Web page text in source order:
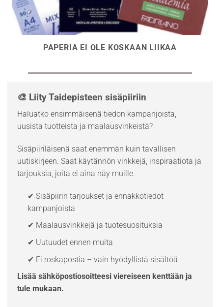
PAPERIA EI OLE KOSKAAN LIIKAA
🎨 Liity Taidepisteen sisäpiiriin
Haluatko ensimmäisenä tiedon kampanjoista,
uusista tuotteista ja maalausvinkeistä?
Sisäpiiriläisenä saat enemmän kuin tavallisen
uutiskirjeen. Saat käytännön vinkkejä, inspiraatiota ja
tarjouksia, joita ei aina näy muille.
✔ Sisäpiirin tarjoukset ja ennakkotiedot
kampanjoista
✔ Maalausvinkkejä ja tuotesuosituksia
✔ Uutuudet ennen muita
✔ Ei roskapostia – vain hyödyllistä sisältöä
Lisää sähköpostiosoitteesi viereiseen kenttään ja
tule mukaan.